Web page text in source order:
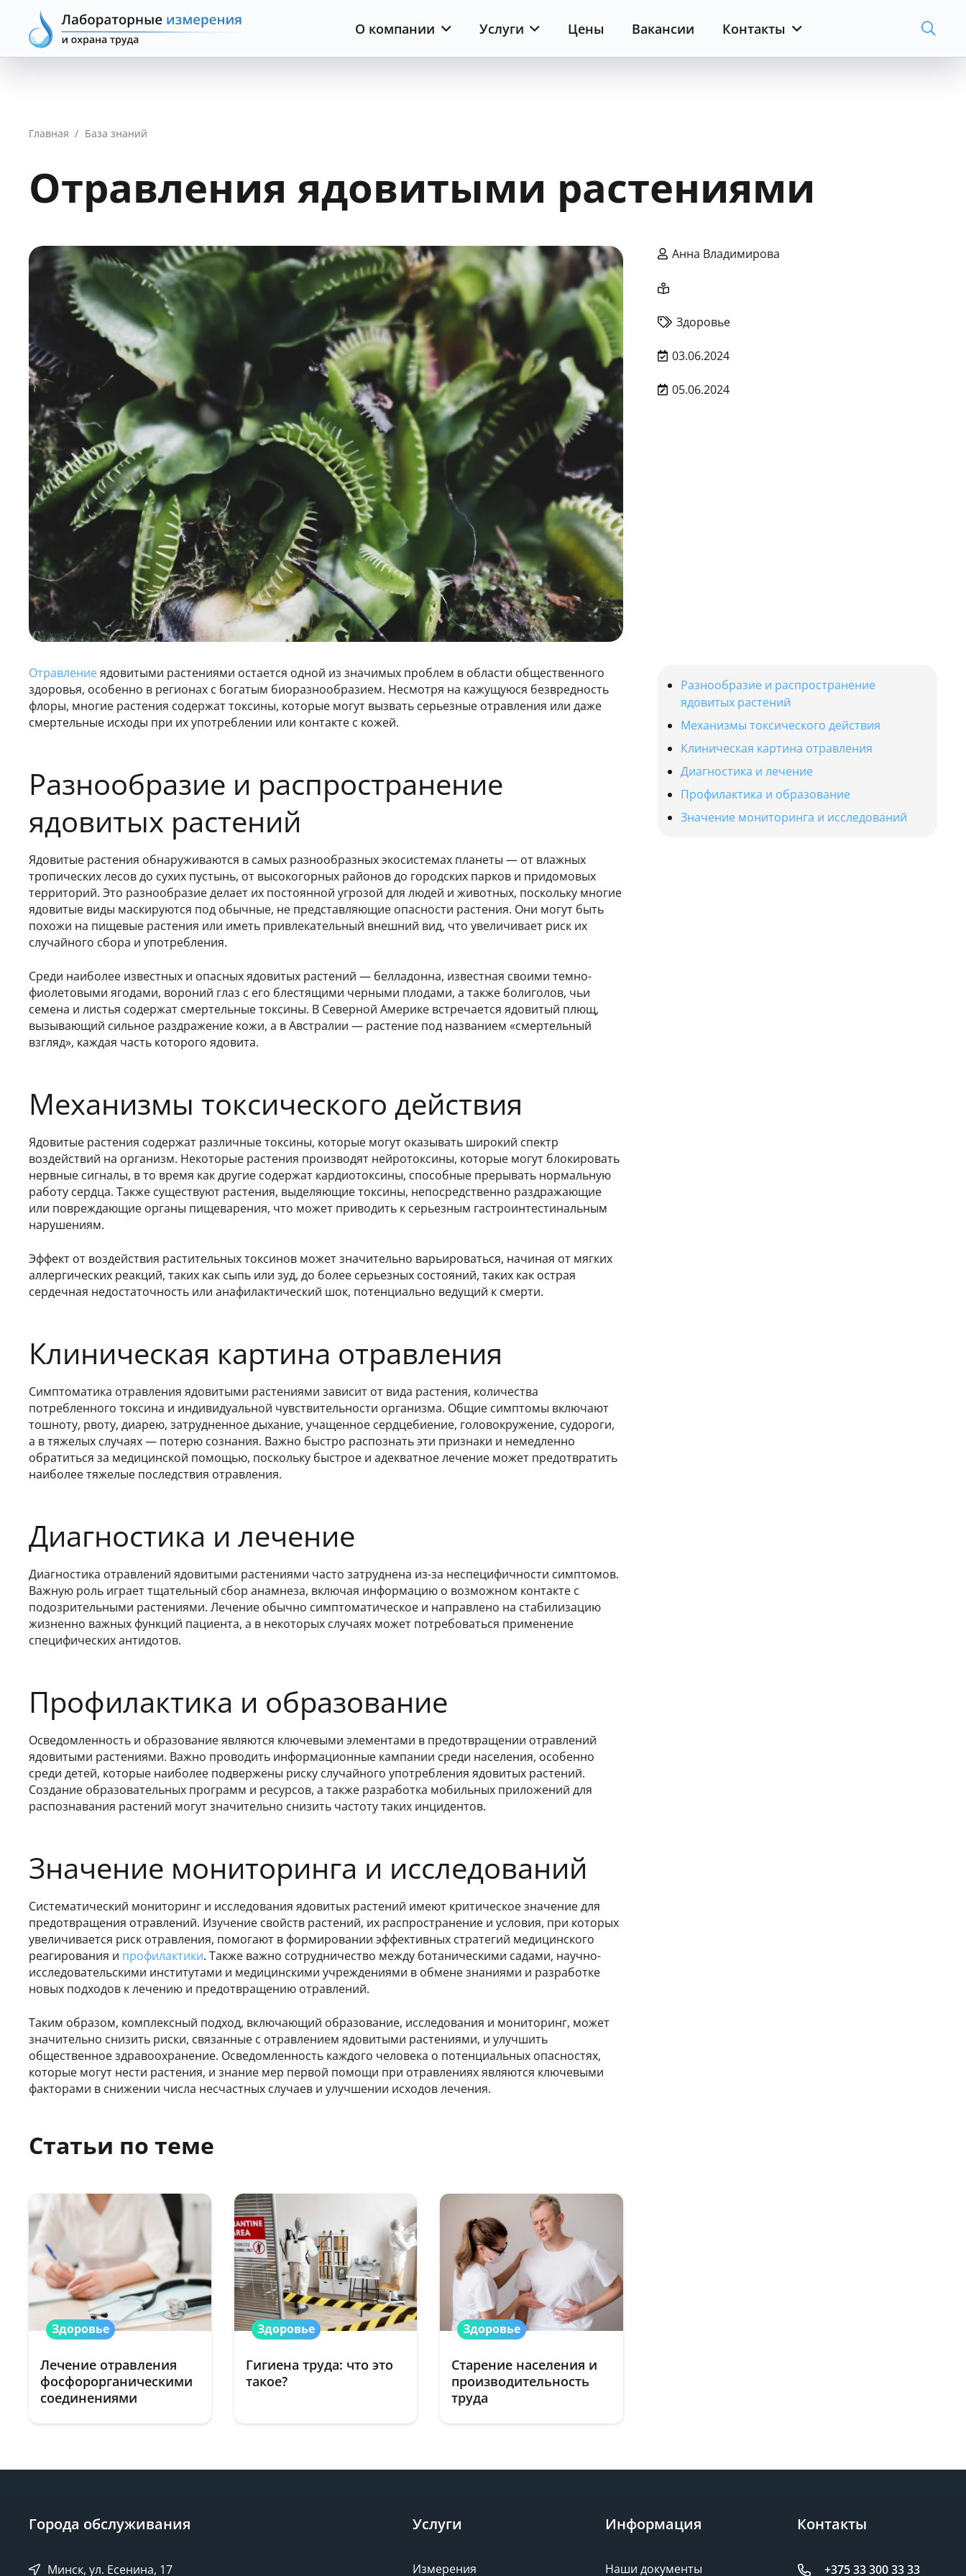
О компании Услуги Цены Вакансии Контакты
Главная / База знаний
Отравления ядовитыми растениями
Анна Владимирова
Здоровье
03.06.2024
05.06.2024
Отравлениеядовитыми растениями остается одной из значимых проблем в области общественного
здоровья, особенно в регионах с богатым биоразнообразием. Несмотря на кажущуюся безвредность
флоры, многие растения содержат токсины, которые могут вызвать серьезные отравления или даже
смертельные исходы при их употреблении или контакте с кожей.
Разнообразие и распространение
ядовитых растений
Ядовитые растения обнаруживаются в самых разнообразных экосистемах планеты — от влажных
тропических лесов до сухих пустынь, от высокогорных районов до городских парков и придомовых
территорий. Это разнообразие делает их постоянной угрозой для людей и животных, поскольку многие
ядовитые виды маскируются под обычные, не представляющие опасности растения. Они могут быть
похожи на пищевые растения или иметь привлекательный внешний вид, что увеличивает риск их
случайного сбора и употребления.
Среди наиболее известных и опасных ядовитых растений — белладонна, известная своими темно-
фиолетовыми ягодами, вороний глаз с его блестящими черными плодами, а также болиголов, чьи
семена и листья содержат смертельные токсины. В Северной Америке встречается ядовитый плющ,
вызывающий сильное раздражение кожи, а в Австралии — растение под названием «смертельный
взгляд», каждая часть которого ядовита.
Механизмы токсического действия
Ядовитые растения содержат различные токсины, которые могут оказывать широкий спектр
воздействий на организм. Некоторые растения производят нейротоксины, которые могут блокировать
нервные сигналы, в то время как другие содержат кардиотоксины, способные прерывать нормальную
работу сердца. Также существуют растения, выделяющие токсины, непосредственно раздражающие
или повреждающие органы пищеварения, что может приводить к серьезным гастроинтестинальным
нарушениям.
Эффект от воздействия растительных токсинов может значительно варьироваться, начиная от мягких
аллергических реакций, таких как сыпь или зуд, до более серьезных состояний, таких как острая
сердечная недостаточность или анафилактический шок, потенциально ведущий к смерти.
Клиническая картина отравления
Симптоматика отравления ядовитыми растениями зависит от вида растения, количества
потребленного токсина и индивидуальной чувствительности организма. Общие симптомы включают
тошноту, рвоту, диарею, затрудненное дыхание, учащенное сердцебиение, головокружение, судороги,
а в тяжелых случаях — потерю сознания. Важно быстро распознать эти признаки и немедленно
обратиться за медицинской помощью, поскольку быстрое и адекватное лечение может предотвратить
наиболее тяжелые последствия отравления.
Диагностика и лечение
Диагностика отравлений ядовитыми растениями часто затруднена из-за неспецифичности симптомов.
Важную роль играет тщательный сбор анамнеза, включая информацию о возможном контакте с
подозрительными растениями. Лечение обычно симптоматическое и направлено на стабилизацию
жизненно важных функций пациента, а в некоторых случаях может потребоваться применение
специфических антидотов.
Профилактика и образование
Осведомленность и образование являются ключевыми элементами в предотвращении отравлений
ядовитыми растениями. Важно проводить информационные кампании среди населения, особенно
среди детей, которые наиболее подвержены риску случайного употребления ядовитых растений.
Создание образовательных программ и ресурсов, а также разработка мобильных приложений для
распознавания растений могут значительно снизить частоту таких инцидентов.
Значение мониторинга и исследований
Систематический мониторинг и исследования ядовитых растений имеют критическое значение для
предотвращения отравлений. Изучение свойств растений, их распространение и условия, при которых
увеличивается риск отравления, помогают в формировании эффективных стратегий медицинского
реагирования и профилактики. Также важно сотрудничество между ботаническими садами, научно-
исследовательскими институтами и медицинскими учреждениями в обмене знаниями и разработке
новых подходов к лечению и предотвращению отравлений.
Таким образом, комплексный подход, включающий образование, исследования и мониторинг, может
значительно снизить риски, связанные с отравлением ядовитыми растениями, и улучшить
общественное здравоохранение. Осведомленность каждого человека о потенциальных опасностях,
которые могут нести растения, и знание мер первой помощи при отравлениях являются ключевыми
факторами в снижении числа несчастных случаев и улучшении исходов лечения.
Статьи по теме
Здоровье
Лечение отравления
фосфорорганическими
соединениями
Здоровье
Гигиена труда: что это
такое?
Здоровье
Старение населения и
производительность
труда
Разнообразие и распространение
ядовитых растений
Механизмы токсического действия
Клиническая картина отравления
Диагностика и лечение
Профилактика и образование
Значение мониторинга и исследований
Города обслуживания
Минск, ул. Есенина, 17
Услуги
Измерения
Информация
Наши документы
Контакты
+375 33 300 33 33